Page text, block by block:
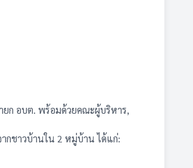
ก อบต. พร้อมด้วยคณะผู้บริหาร,
กชาวบ้านใน 2 หมู่บ้าน ได้แก่: